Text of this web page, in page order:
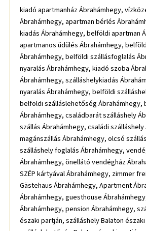
kiadó apartmanház Ábrahámhegy,
Ábrahámhegy, apartman bérlés
kiadás Ábrahámhegy, belföldi apartman
apartmanos üdülés Ábrahámhegy,
Ábrahámhegy, belföldi szállásfoglalás
nyaralás Ábrahámhegy, kiadó szoba
Ábrahámhegy, szálláshelykiadás
nyaralás Ábrahámhegy, belföldi
belföldi szálláslehetőség Ábrahámhegy,
Ábrahámhegy, családbarát szálláshely
szállás Ábrahámhegy, családi
magánszállás Ábrahámhegy, olcsó
szálláshely foglalás Ábrahámhegy,
Ábrahámhegy, önellátó vendégház
SZÉP kártyával Ábrahámhegy, zimmer
Gästehaus Ábrahámhegy, Apartment
Ábrahámhegy, guesthouse
Ábrahámhegy, pension Ábrahámhegy,
északi partján, szálláshely Balaton